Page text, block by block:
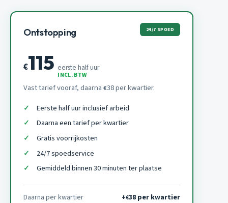
Ontstopping 24/7 SPOED
€115 eerste half uur
INCL. BTW
Vast tarief vooraf, daarna €38 per kwartier.
Eerste half uur inclusief arbeid
Daarna een tarief per kwartier
Gratis voorrijkosten
24/7 spoedservice
Gemiddeld binnen 30 minuten ter plaatse
Daarna per kwartier +€38 per kwartier